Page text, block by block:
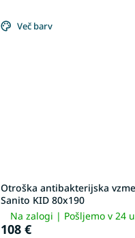
Več barv
Otroška antibakterijska
Sanito KID 80x190
Na zalogi | Pošljemo v 24
108 €